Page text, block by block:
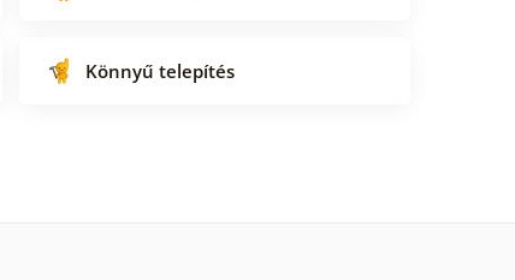
Könnyű telepítés